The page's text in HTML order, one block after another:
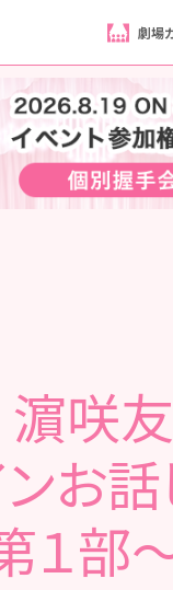
劇場
濵咲
お話
第１